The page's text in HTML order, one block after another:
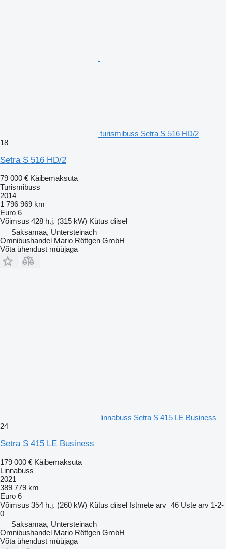
turismibuss Setra S 516 HD/2
18
Setra S 516 HD/2
79 000 € Käibemaksuta
Turismibuss
2014
1 796 969 km
Euro 6
Võimsus 428 h.j. (315 kW) Kütus diisel
Saksamaa, Untersteinach
Omnibushandel Mario Röttgen GmbH
Võta ühendust müüjaga
linnabuss Setra S 415 LE Business
24
Setra S 415 LE Business
179 000 € Käibemaksuta
Linnabuss
2021
389 779 km
Euro 6
Võimsus 354 h.j. (260 kW) Kütus diisel Istmete arv 46 Uste arv 1-2-
0
Saksamaa, Untersteinach
Omnibushandel Mario Röttgen GmbH
Võta ühendust müüjaga